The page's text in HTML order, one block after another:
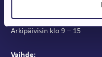
Kaupungintalon aukioloajat
Arkipäivisin klo 9 – 15
Vaihde: